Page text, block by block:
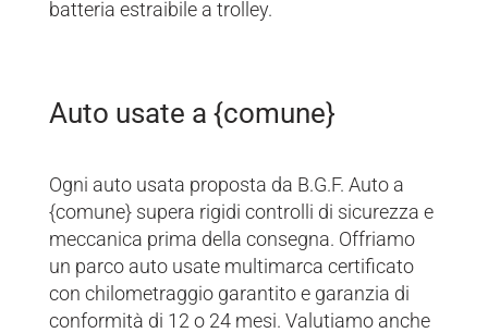
batteria estraibile a trolley.
Auto usate a {comune}
Ogni auto usata proposta da B.G.F. Auto a
{comune} supera rigidi controlli di sicurezza e
meccanica prima della consegna. Offriamo
un parco auto usate multimarca certificato
con chilometraggio garantito e garanzia di
conformità di 12 o 24 mesi. Valutiamo anche